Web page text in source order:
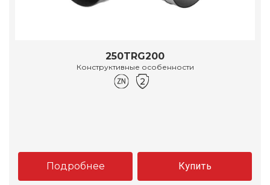
250TRG200
Конструктивные особенности
Подробнее Купить